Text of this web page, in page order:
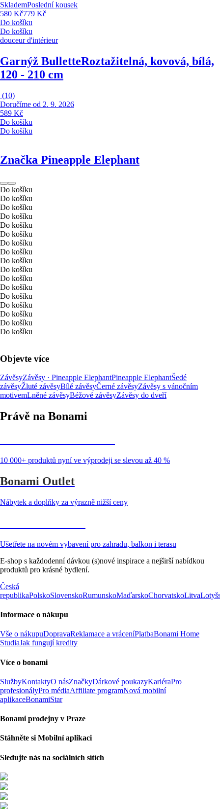
SklademPoslední kousek
580 Kč779 Kč
Do košíku
Do košíku
douceur d'intérieur
Garnýž BulletteRoztažitelná, kovová, bílá,
120 - 210 cm
(10)
Doručíme od 2. 9. 2026
589 Kč
Do košíku
Do košíku
Značka Pineapple Elephant
Do košíku
Do košíku
Do košíku
Do košíku
Do košíku
Do košíku
Do košíku
Do košíku
Do košíku
Do košíku
Do košíku
Do košíku
Do košíku
Do košíku
Do košíku
Do košíku
Do košíku
Objevte více
ZávěsyZávěsy · Pineapple ElephantPineapple ElephantŠedé
závěsyŽluté závěsyBílé závěsyČerné závěsyZávěsy s vánočním
motivemLněné závěsyBéžové závěsyZávěsy do dveří
Právě na Bonami
10 000+ produktů nyní ve výprodeji se slevou až 40 %
Bonami Outlet
Nábytek a doplňky za výrazně nižší ceny
Ušetřete na novém vybavení pro zahradu, balkon i terasu
E-shop s každodenní dávkou (s)nové inspirace a nejširší nabídkou
produktů pro krásné bydlení.
Česká
republikaPolskoSlovenskoRumunskoMaďarskoChorvatskoLitva
Informace o nákupu
Vše o nákupuDopravaReklamace a vráceníPlatbaBonami Home
StudiaJak fungují kredity
Více o bonami
SlužbyKontaktyO násZnačkyDárkové poukazyKariéraPro
profesionályPro médiaAffiliate programNová mobilní
aplikaceBonamiStar
Bonami prodejny v Praze
Stáhněte si Mobilní aplikaci
Sledujte nás na sociálních sítích